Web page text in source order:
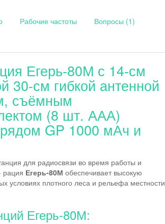
Рабочие частоты Вопросы (1)
Егерь-80М с 14-см
30-см гибкой антенной
съёмным
(8 шт. ААА)
GP 1000 мАч и
для радиосвязи во время работы и
рация Егерь-80М обеспечивает высокую
условиях плотного леса и рельефа местности
Егерь-80М: